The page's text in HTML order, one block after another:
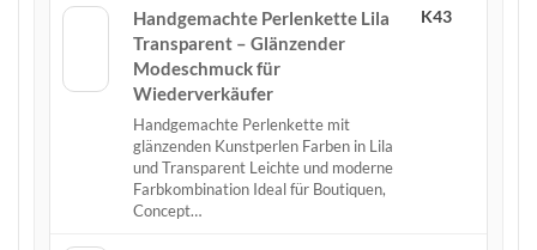
Handgemachte Perlenkette Lila
Transparent – Glänzender
Modeschmuck für
Wiederverkäufer
Handgemachte Perlenkette mit
glänzenden Kunstperlen Farben in Lila
und Transparent Leichte und moderne
Farbkombination Ideal für Boutiquen,
Concept…
K43